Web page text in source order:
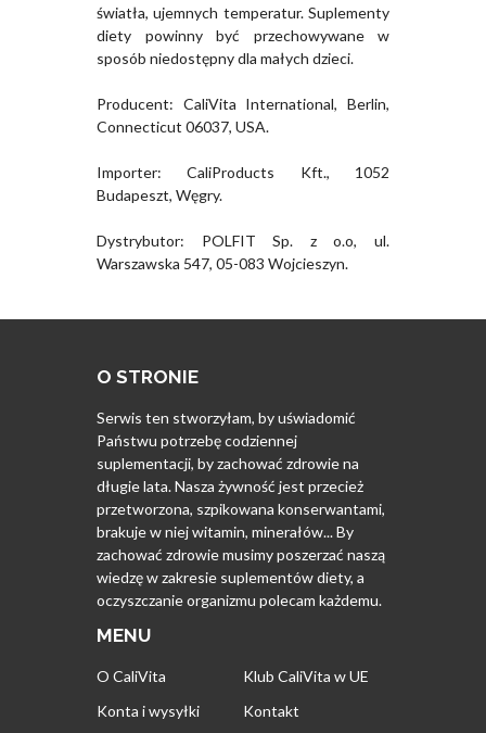
światła, ujemnych temperatur. Suplementy
diety powinny być przechowywane w
sposób niedostępny dla małych dzieci.
Producent: CaliVita International, Berlin,
Connecticut 06037, USA.
Importer: CaliProducts Kft., 1052
Budapeszt, Węgry.
Dystrybutor: POLFIT Sp. z o.o, ul.
Warszawska 547, 05-083 Wojcieszyn.
O STRONIE
Serwis ten stworzyłam, by uświadomić
Państwu potrzebę codziennej
suplementacji, by zachować zdrowie na
długie lata. Nasza żywność jest przecież
przetworzona, szpikowana konserwantami,
brakuje w niej witamin, minerałów... By
zachować zdrowie musimy poszerzać naszą
wiedzę w zakresie suplementów diety, a
oczyszczanie organizmu polecam każdemu.
MENU
O CaliVita
Klub CaliVita w UE
Konta i wysyłki
Kontakt